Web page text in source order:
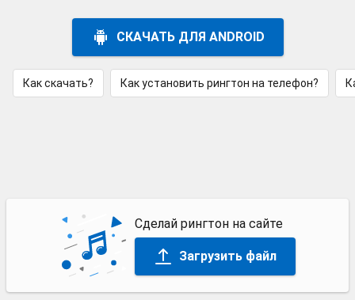
СКАЧАТЬ ДЛЯ ANDROID
Как скачать? Как установить рингтон на телефон?
Сделай рингтон на сайте
Загрузить файл